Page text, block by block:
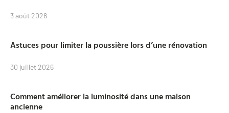
3 août 2026
Astuces pour limiter la poussière lors d’une rénovation
30 juillet 2026
Comment améliorer la luminosité dans une maison
ancienne